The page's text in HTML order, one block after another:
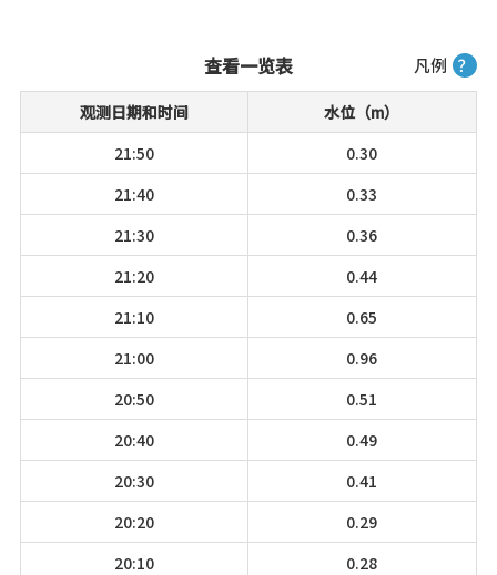
凡例 ？
查看一览表
观测日期和时间
水位（m）
21:50
0.30
21:40
0.33
21:30
0.36
21:20
0.44
21:10
0.65
21:00
0.96
20:50
0.51
20:40
0.49
20:30
0.41
20:20
0.29
20:10
0.28